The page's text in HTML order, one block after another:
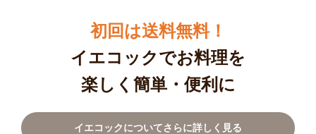
初回は送料無料！
イエコックでお料理を
楽しく簡単・便利に
イエコックについてさらに詳しく見る